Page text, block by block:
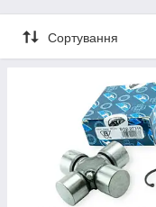
Сортування